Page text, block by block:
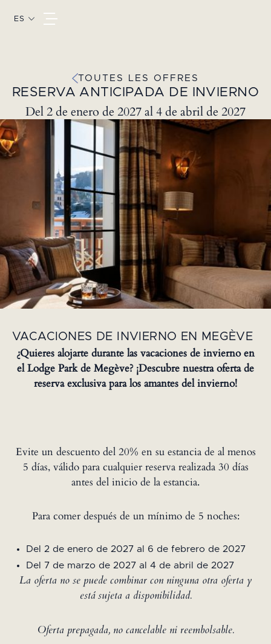
ES
TOUTES LES OFFRES
RESERVA ANTICIPADA DE INVIERNO
Del 2 de enero de 2027 al 4 de abril de 2027
VACACIONES DE INVIERNO EN MEGÈVE
¿Quieres alojarte durante las vacaciones de invierno en
el Lodge Park de Megève? ¡Descubre nuestra oferta de
reserva exclusiva para los amantes del invierno!
Evite un descuento del 20% en su estancia de al menos
5 días, válido para cualquier reserva realizada 30 días
antes del inicio de la estancia.
Para comer después de un mínimo de 5 noches:
Del 2 de enero de 2027 al 6 de febrero de 2027
Del 7 de marzo de 2027 al 4 de abril de 2027
La oferta no se puede combinar con ninguna otra oferta y
está sujeta a disponibilidad.
Oferta prepagada, no cancelable ni reembolsable.